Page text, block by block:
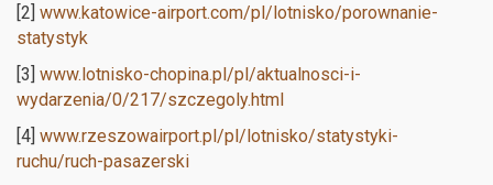
[2] www.katowice-airport.com/pl/lotnisko/porownanie-
statystyk
[3] www.lotnisko-chopina.pl/pl/aktualnosci-i-
wydarzenia/0/217/szczegoly.html
[4] www.rzeszowairport.pl/pl/lotnisko/statystyki-
ruchu/ruch-pasazerski